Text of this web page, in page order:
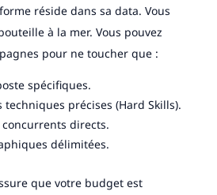
réside dans sa data. Vous
à la mer. Vous pouvez
pour ne toucher que :
spécifiques.
techniques précises (Hard Skills).
concurrents directs.
délimitées.
que votre budget est